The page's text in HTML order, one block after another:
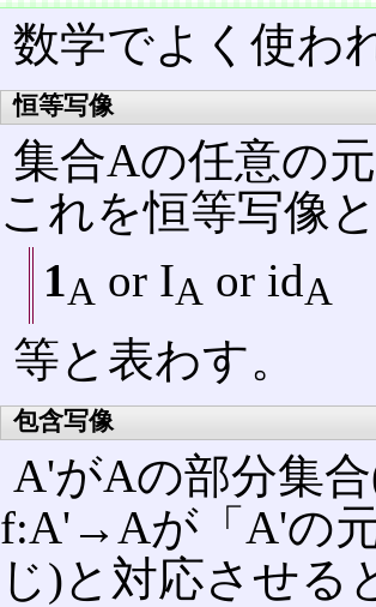
数学でよく使わ
恒等写像
集合Aの任意の
これを恒等写像と
1A or IA or idA
等と表わす。
包含写像
A'がAの部分集
f:A'→Aが「A'の
じ)と対応させる